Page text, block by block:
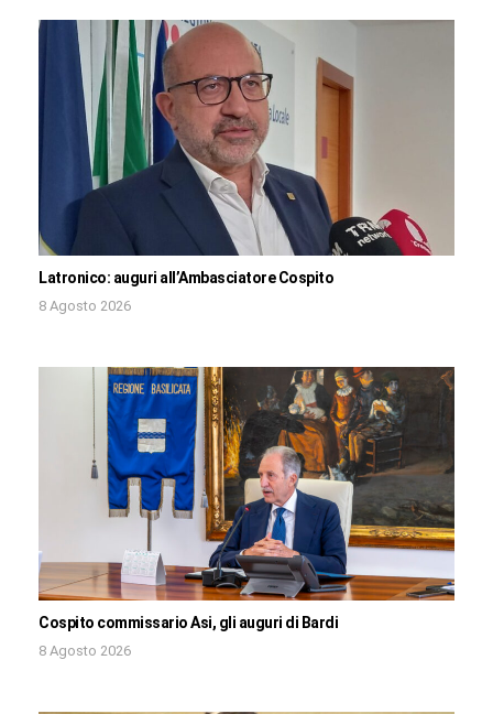
Latronico: auguri all’Ambasciatore Cospito
8 Agosto 2026
Cospito commissario Asi, gli auguri di Bardi
8 Agosto 2026